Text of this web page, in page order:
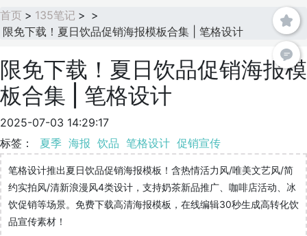
首页 > 135笔记 > >
限免下载！夏日饮品促销海报模板合集 | 笔格设计
限免下载！夏日饮品促销海报模
板合集 | 笔格设计
2025-07-03 14:29:17
标签： 夏季 海报 饮品 笔格设计 促销宣传
笔格设计推出夏日饮品促销海报模板！含热情活力风/唯美文艺风/简
约实拍风/清新浪漫风4类设计，支持奶茶新品推广、咖啡店活动、冰
饮促销等场景。免费下载高清海报模板，在线编辑30秒生成高转化饮
品宣传素材！